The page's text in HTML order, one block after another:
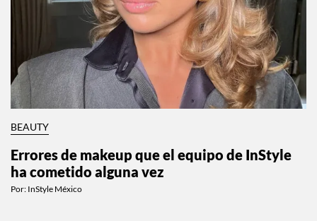
BEAUTY
Errores de makeup que el equipo de InStyle
ha cometido alguna vez
Por: InStyle México